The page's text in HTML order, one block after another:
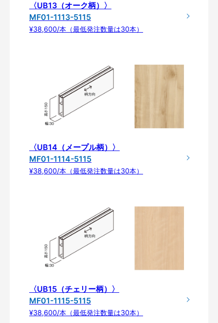
〈UB13（オーク柄）〉
MF01-1113-5115
¥38,600/本（最低発注数量は30本）
〈UB14（メープル柄）〉
MF01-1114-5115
¥38,600/本（最低発注数量は30本）
〈UB15（チェリー柄）〉
MF01-1115-5115
¥38,600/本（最低発注数量は30本）